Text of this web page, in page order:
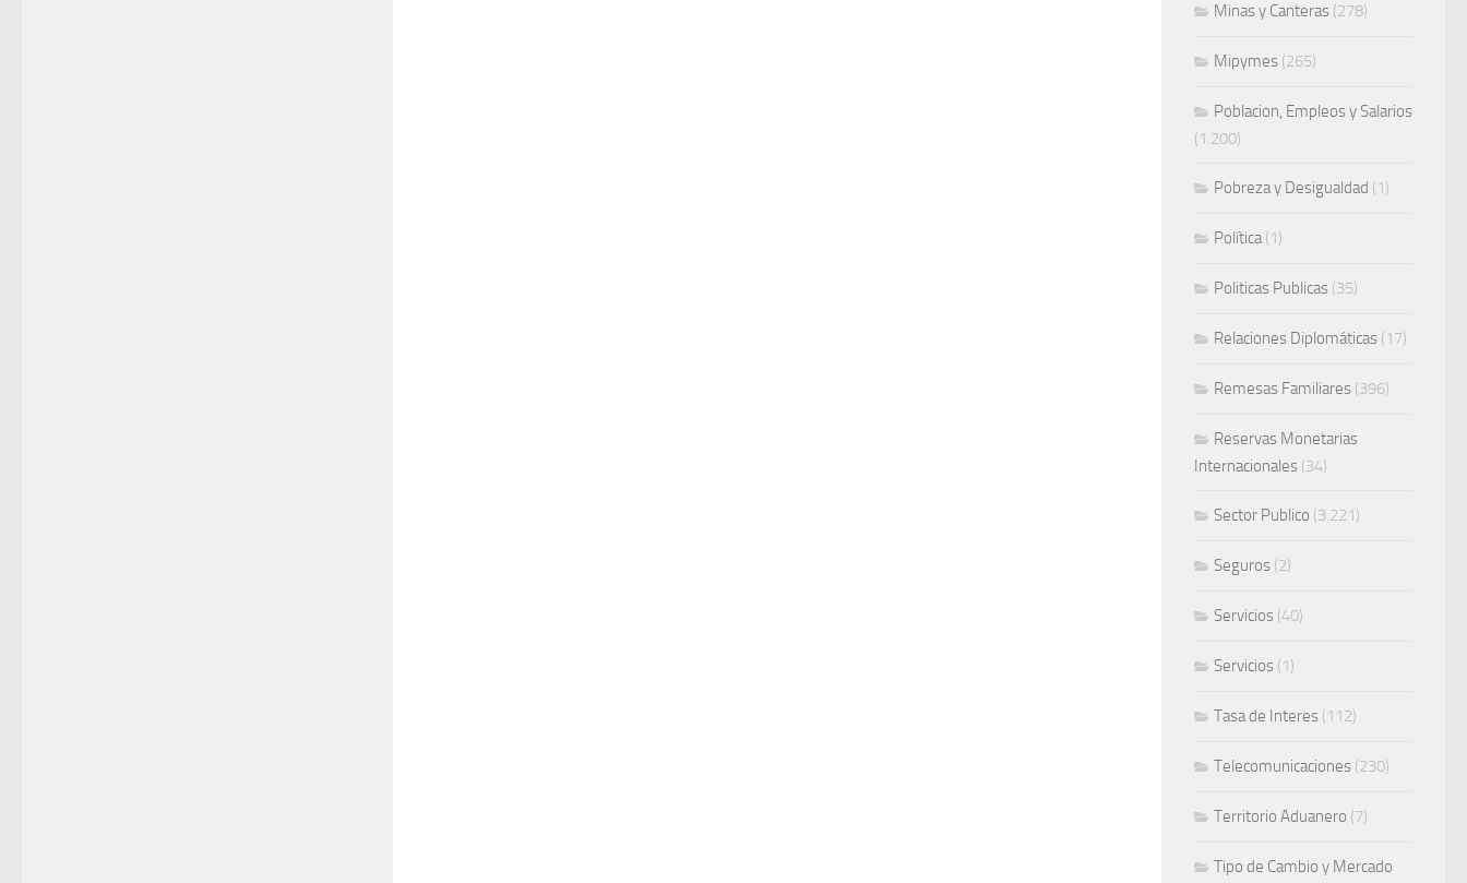
Minas y Canteras (278)
Mipymes (265)
Poblacion, Empleos y Salarios
(1.200)
Pobreza y Desigualdad (1)
Política(1)
Politicas Publicas (35)
Relaciones Diplomáticas (17)
Remesas Familiares (396)
Reservas Monetarias
Internacionales (34)
Sector Publico (3.221)
Seguros (2)
Servicios (40)
Servicios (1)
Tasa de Interes (112)
Telecomunicaciones (230)
Territorio Aduanero (7)
Tipo de Cambio y Mercado